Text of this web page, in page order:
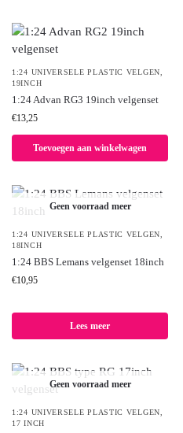
1:24 UNIVERSELE PLASTIC VELGEN
19INCH
1:24 Advan RG3 19inch velgenset
€13,25
Toevoegen aan winkelwagen
Geen voorraad meer
1:24 UNIVERSELE PLASTIC VELGEN
18INCH
1:24 BBS Lemans velgenset 18inch
€10,95
Lees meer
Geen voorraad meer
1:24 UNIVERSELE PLASTIC VELGEN
17 INCH